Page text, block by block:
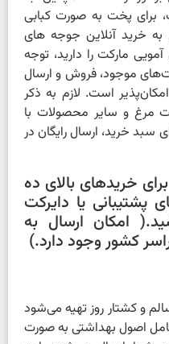
پخت به صورت کبابی
به خرید آنلاین جوجه های
مارکت را دارید، توجه
موجود، فروش و ارسال
است. لازم به ذکر
مرغ و سایر محصولات با
سبد خرید، ارسال رایگان در
خریدهای بالای ده
پشتیبانی یا دایرکت
امکان ارسال به
کشور وجود دارد.)
و کشتار روز تهیه می‌شود
اصول بهداشتی به صورت